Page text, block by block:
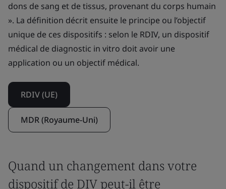
dons de sang et de tissus, provenant du corps humain
». La définition décrit ensuite le principe ou l’objectif
unique de ces dispositifs : selon le RDIV, un dispositif
médical de diagnostic in vitro doit avoir une
application ou un objectif médical.
RDIV (UE)
MDR (Royaume-Uni)
Quand un changement dans votre
dispositif de DIV peut-il être